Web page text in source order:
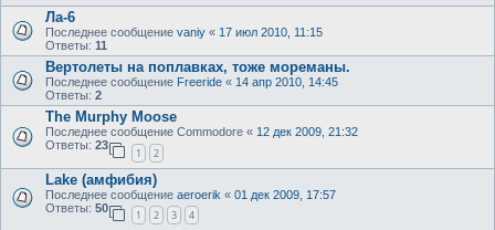
Ла-6
Последнее сообщение vaniy « 17 июл 2010, 11:15
Ответы: 11
Вертолеты на поплавках, тоже мореманы.
Последнее сообщение Freeride « 14 апр 2010, 14:45
Ответы: 2
The Murphy Moose
Последнее сообщение Commodore « 12 дек 2009, 21:32
Ответы: 23
1 2
Lake (амфибия)
Последнее сообщение aeroerik « 01 дек 2009, 17:57
Ответы: 50
1 2 3 4